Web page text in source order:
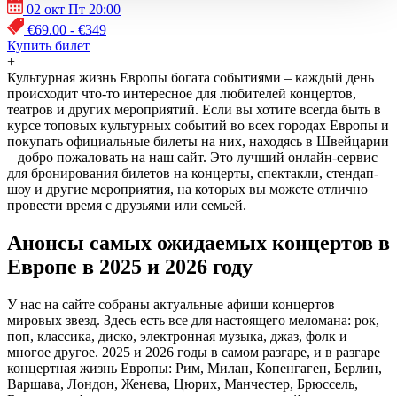
02 окт Пт 20:00
€69.00 - €349
Купить билет
+
Культурная жизнь Европы богата событиями – каждый день
происходит что-то интересное для любителей концертов,
театров и других мероприятий. Если вы хотите всегда быть в
курсе топовых культурных событий во всех городах Европы и
покупать официальные билеты на них, находясь в Швейцарии
– добро пожаловать на наш сайт. Это лучший онлайн-сервис
для бронирования билетов на концерты, спектакли, стендап-
шоу и другие мероприятия, на которых вы можете отлично
провести время с друзьями или семьей.
Анонсы самых ожидаемых концертов в
Европе в 2025 и 2026 году
У нас на сайте собраны актуальные афиши концертов
мировых звезд. Здесь есть все для настоящего меломана: рок,
поп, классика, диско, электронная музыка, джаз, фолк и
многое другое. 2025 и 2026 годы в самом разгаре, и в разгаре
концертная жизнь Европы: Рим, Милан, Копенгаген, Берлин,
Варшава, Лондон, Женева, Цюрих, Манчестер, Брюссель,